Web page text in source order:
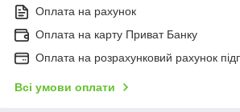
Оплата на рахунок
Оплата на карту Приват Банку
Оплата на розрахунковий рахунок
Всі умови оплати